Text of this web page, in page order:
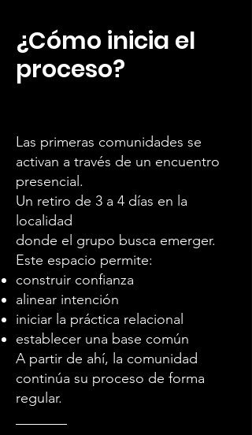
¿Cómo inicia el
proceso?
Las primeras comunidades se
activan a través de un encuentro
presencial.
Un retiro de 3 a 4 días en la
localidad
donde el grupo busca emerger.
Este espacio permite:
construir confianza
alinear intención
iniciar la práctica relacional
establecer una base común
A partir de ahí, la comunidad
continúa su proceso de forma
regular.